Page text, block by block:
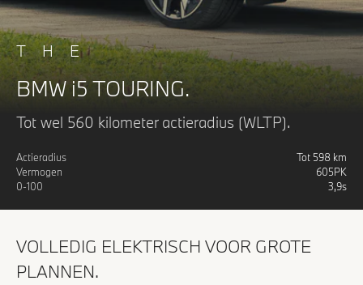
THE
BMW i5 TOURING.
Tot wel 560 kilometer actieradius (WLTP).
Actieradius Tot 598 km
Vermogen
605PK
0-100
3,9s
VOLLEDIG ELEKTRISCH VOOR GROTE
PLANNEN.